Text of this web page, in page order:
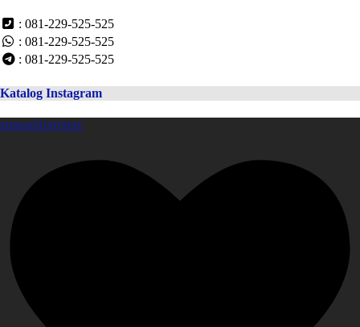
: 081-229-525-525
: 081-229-525-525
: 081-229-525-525
Katalog Instagram
amanahfurniture